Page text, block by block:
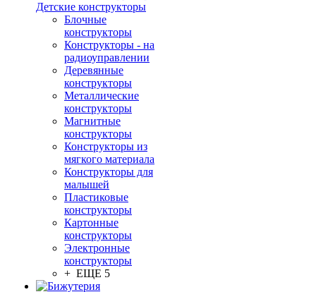
Детские конструкторы
Блочные
конструкторы
Конструкторы - на
радиоуправлении
Деревянные
конструкторы
Металлические
конструкторы
Магнитные
конструкторы
Конструкторы из
мягкого материала
Конструкторы для
малышей
Пластиковые
конструкторы
Картонные
конструкторы
Электронные
конструкторы
+ ЕЩЕ 5